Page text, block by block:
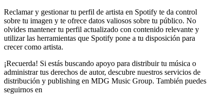
Reclamar y gestionar tu perfil de artista en Spotify te da control
sobre tu imagen y te ofrece datos valiosos sobre tu público. No
olvides mantener tu perfil actualizado con contenido relevante y
utilizar las herramientas que Spotify pone a tu disposición para
crecer como artista.
¡Recuerda! Si estás buscando apoyo para distribuir tu música o
administrar tus derechos de autor, descubre nuestros servicios de
distribución y publishing en MDG Music Group. También puedes
seguirnos en